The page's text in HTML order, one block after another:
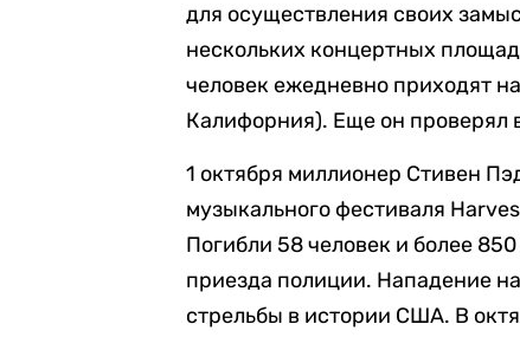
для осуществления своих
нескольких концертных
человек ежедневно приходят
Калифорния). Еще он проверял
1 октября миллионер Стивен
музыкального фестиваля
Погибли 58 человек и более
приезда полиции. Нападение
стрельбы в истории США. В